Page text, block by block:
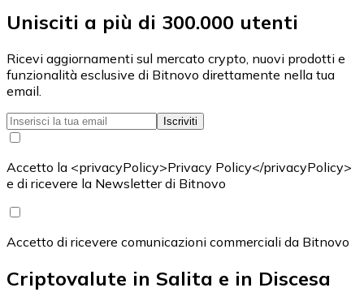
Unisciti a più di 300.000 utenti
Ricevi aggiornamenti sul mercato crypto, nuovi prodotti e
funzionalità esclusive di Bitnovo direttamente nella tua
email.
Iscriviti
Accetto la <privacyPolicy>Privacy Policy</privacyPolicy>
e di ricevere la Newsletter di Bitnovo
Accetto di ricevere comunicazioni commerciali da Bitnovo
Criptovalute in Salita e in Discesa